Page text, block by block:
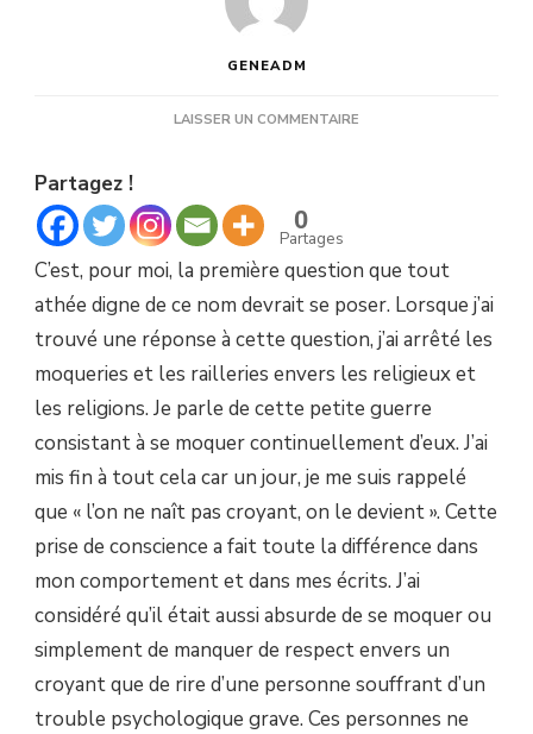
GENEADM
LAISSER UN COMMENTAIRE
QU’UN
CROYANT
Partagez !
0
Partages
C’est, pour moi, la première question que tout
athée digne de ce nom devrait se poser. Lorsque j’ai
trouvé une réponse à cette question, j’ai arrêté les
moqueries et les railleries envers les religieux et
les religions. Je parle de cette petite guerre
consistant à se moquer continuellement d’eux. J’ai
mis fin à tout cela car un jour, je me suis rappelé
que « l’on ne naît pas croyant, on le devient ». Cette
prise de conscience a fait toute la différence dans
mon comportement et dans mes écrits. J’ai
considéré qu’il était aussi absurde de se moquer ou
simplement de manquer de respect envers un
croyant que de rire d’une personne souffrant d’un
trouble psychologique grave. Ces personnes ne